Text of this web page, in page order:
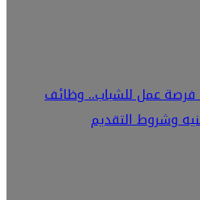
وزارة العمل تعلن 1140 فرصة عمل للشباب.. وظائف